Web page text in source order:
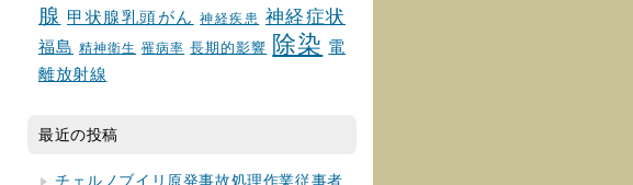
腺 甲状腺乳頭がん 神経疾患 神経症状
福島 精神衛生 罹病率 長期的影響 除染 電
離放射線
最近の投稿
チェルノブイリ原発事故処理作業従事者